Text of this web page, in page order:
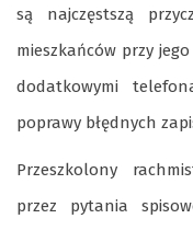
są najczęstszą
mieszkańców przy
dodatkowymi
poprawy błędnych
Przeszkolony
przez pytania